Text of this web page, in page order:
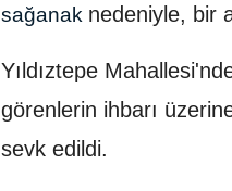
sağanak nedeniyle, bir
Yıldıztepe
görenlerin ihbarı
sevk edildi.